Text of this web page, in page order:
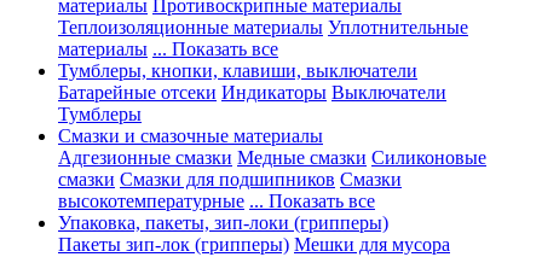
материалы Противоскрипные материалы
Теплоизоляционные материалы Уплотнительные
материалы ... Показать все
Тумблеры, кнопки, клавиши, выключатели
Батарейные отсеки Индикаторы Выключатели
Тумблеры
Смазки и смазочные материалы
Адгезионные смазки Медные смазки Силиконовые
смазки Смазки для подшипников Смазки
высокотемпературные ... Показать все
Упаковка, пакеты, зип-локи (грипперы)
Пакеты зип-лок (грипперы) Мешки для мусора